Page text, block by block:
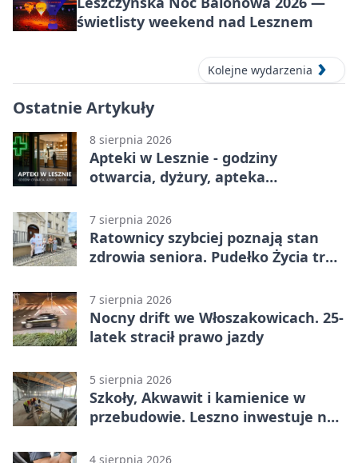
świetlisty weekend nad Lesznem
Kolejne wydarzenia
Ostatnie Artykuły
8 sierpnia 2026
Apteki w Lesznie - godziny
otwarcia, dyżury, apteka
7 sierpnia 2026
Ratownicy szybciej poznają stan
zdrowia seniora. Pudełko Życia trafi
7 sierpnia 2026
Nocny drift we Włoszakowicach. 25-
latek stracił prawo jazdy
5 sierpnia 2026
Szkoły, Akwawit i kamienice w
przebudowie. Leszno inwestuje na
4 sierpnia 2026